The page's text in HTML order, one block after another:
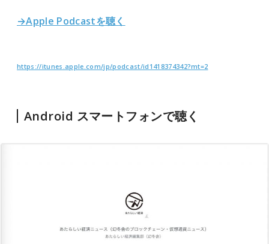
→Apple Podcastを聴く
https://itunes.apple.com/jp/podcast/id1418374342?mt=2
Android スマートフォンで聴く